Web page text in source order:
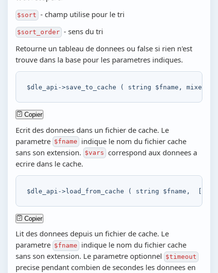
$sort - champ utilise pour le tri
$sort_order - sens du tri
Retourne un tableau de donnees ou false si rien n'est
trouve dans la base pour les parametres indiques.
$dle_api ->save_to_cache ( string $fname , mixed
Copier
Ecrit des donnees dans un fichier de cache. Le
parametre $fname indique le nom du fichier cache
sans son extension. $vars correspond aux donnees a
ecrire dans le cache.
$dle_api ->load_from_cache ( string $fname , [
Copier
Lit des donnees depuis un fichier de cache. Le
parametre $fname indique le nom du fichier cache
sans son extension. Le parametre optionnel $timeout
precise pendant combien de secondes les donnees en